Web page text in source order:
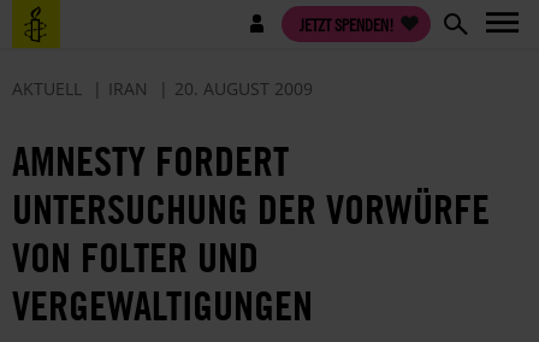
Direkt
zum
Benutzermenü JETZT SPENDEN!
AKTUELL IRAN 20. AUGUST 2009
AMNESTY FORDERT
UNTERSUCHUNG DER VORWÜRFE
VON FOLTER UND
VERGEWALTIGUNGEN